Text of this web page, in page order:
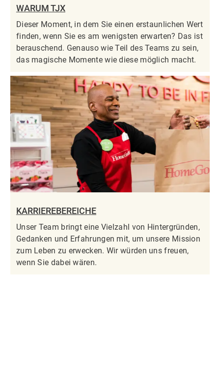
WARUM TJX
Dieser Moment, in dem Sie einen erstaunlichen Wert
finden, wenn Sie es am wenigsten erwarten? Das ist
berauschend. Genauso wie Teil des Teams zu sein,
das magische Momente wie diese möglich macht.
KARRIEREBEREICHE
Unser Team bringt eine Vielzahl von Hintergründen,
Gedanken und Erfahrungen mit, um unsere Mission
zum Leben zu erwecken. Wir würden uns freuen,
wenn Sie dabei wären.